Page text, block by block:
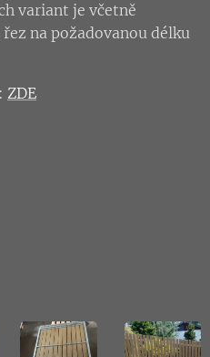
variant je včetně
na požadovanou délku
ZDE